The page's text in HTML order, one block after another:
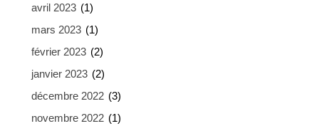
avril 2023 (1)
mars 2023 (1)
février 2023 (2)
janvier 2023 (2)
décembre 2022 (3)
novembre 2022 (1)